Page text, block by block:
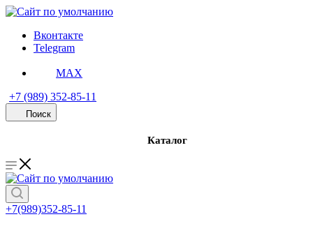
Вконтакте
Telegram
MAX
+7 (989) 352-85-11
Поиск
Каталог
+7(989)352-85-11